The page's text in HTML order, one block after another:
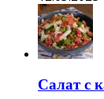
Салат с